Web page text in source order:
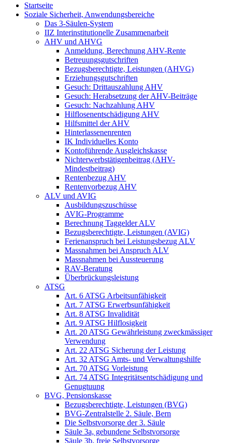
Startseite
Soziale Sicherheit, Anwendungsbereiche
Das 3-Säulen-System
IIZ Interinstitutionelle Zusammenarbeit
AHV und AHVG
Anmeldung, Berechnung AHV-Rente
Betreuungsgutschriften
Bezugsberechtigte, Leistungen (AHVG)
Erziehungsgutschriften
Gesuch: Drittauszahlung AHV
Gesuch: Herabsetzung der AHV-Beiträge
Gesuch: Nachzahlung AHV
Hilflosenentschädigung AHV
Hilfsmittel der AHV
Hinterlassenenrenten
IK Individuelles Konto
Kontoführende Ausgleichskasse
Nichterwerbstätigenbeitrag (AHV-
Mindestbeitrag)
Rentenbezug AHV
Rentenvorbezug AHV
ALV und AVIG
Ausbildungszuschüsse
AVIG-Programme
Berechnung Taggelder ALV
Bezugsberechtigte, Leistungen (AVIG)
Ferienanspruch bei Leistungsbezug ALV
Massnahmen bei Anspruch ALV
Massnahmen bei Aussteuerung
RAV-Beratung
Überbrückungsleistung
ATSG
Art. 6 ATSG Arbeitsunfähigkeit
Art. 7 ATSG Erwerbsunfähigkeit
Art. 8 ATSG Invalidität
Art. 9 ATSG Hilflosigkeit
Art. 20 ATSG Gewährleistung zweckmässiger
Verwendung
Art. 22 ATSG Sicherung der Leistung
Art. 32 ATSG Amts- und Verwaltungshilfe
Art. 70 ATSG Vorleistung
Art. 74 ATSG Integritätsentschädigung und
Genugtuung
BVG, Pensionskasse
Bezugsberechtigte, Leistungen (BVG)
BVG-Zentralstelle 2. Säule, Bern
Die Selbstvorsorge der 3. Säule
Säule 3a, gebundene Selbstvorsorge
Säule 3b, freie Selbstvorsorge